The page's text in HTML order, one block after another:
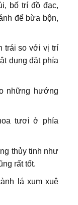
bố trí đồ đạc,
để bừa bộn,
trái so với vị trí
dụng đặt phía
những hướng
tươi ở phía
thủy tinh như
rất tốt.
lá xum xuê